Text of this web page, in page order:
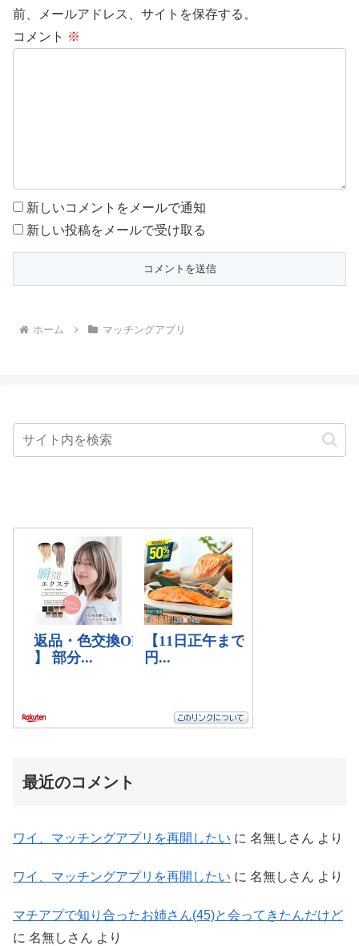
前、メールアドレス、サイトを保存する。
コメント ※
新しいコメントをメールで通知
新しい投稿をメールで受け取る
ホーム マッチングアプリ
最近のコメント
ワイ、マッチングアプリを再開したい に 名無しさん より
ワイ、マッチングアプリを再開したい に 名無しさん より
マチアプで知り合ったお姉さん(45)と会ってきたんだけど
に 名無しさん より